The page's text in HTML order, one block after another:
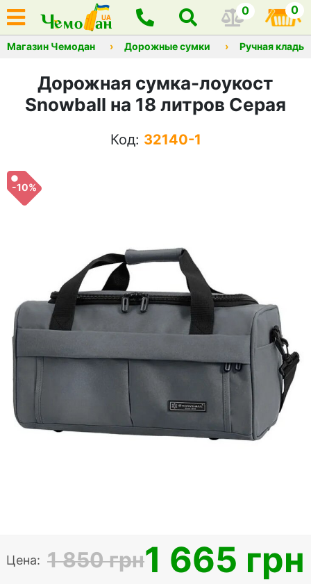
0 0
Магазин Чемодан Дорожные сумки Ручная кладь
Дорожная сумка-лоукост
Snowball на 18 литров Серая
Код: 32140-1
-10%
Цена: 1 850 грн1 665 грн